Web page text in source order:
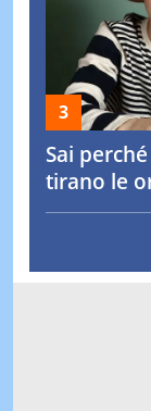
Sai
tirano le